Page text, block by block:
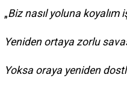
„Biz nasıl yoluna koyalım
Yeniden ortaya zorlu
Yoksa oraya yeniden